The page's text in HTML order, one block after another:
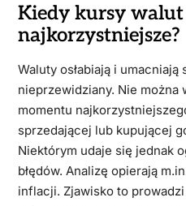
Kiedy kursy walut
najkorzystniejsze?
Waluty osłabiają i umacniają
nieprzewidziany. Nie
momentu
sprzedającej lub kupującej
Niektórym udaje się jednak
błędów. Analizę opierają
inflacji. Zjawisko to